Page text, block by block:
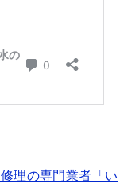
理の専門業者「い